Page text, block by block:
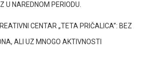
U NAREDNOM PERIODU.
CENTAR „TETA PRIČALICA”: BEZ
ALI UZ MNOGO AKTIVNOSTI